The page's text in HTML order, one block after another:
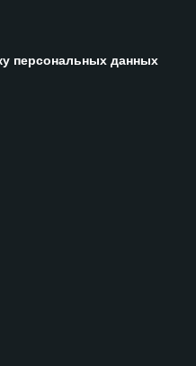
персональных данных